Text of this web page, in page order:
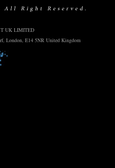
UK LIMITED
London, E14 5NR United Kingdom